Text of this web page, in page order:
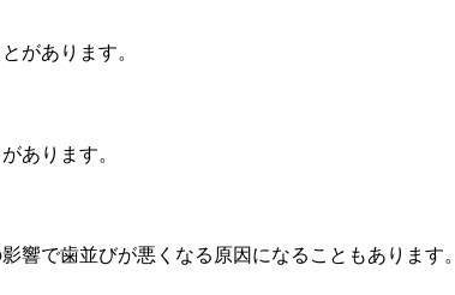
があります。
あります。
響で歯並びが悪くなる原因になることもあります。